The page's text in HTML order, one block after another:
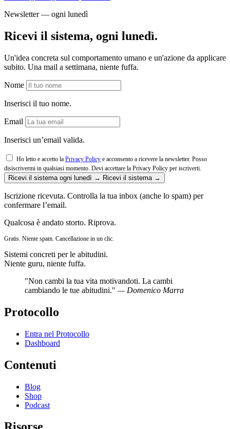
Newsletter — ogni lunedì
Ricevi il sistema, ogni lunedì.
Un'idea concreta sul comportamento umano e un'azione da applicare
subito. Una mail a settimana, niente fuffa.
Nome
Inserisci il tuo nome.
Email
Inserisci un’email valida.
Ho letto e accetto la Privacy Policy e acconsento a ricevere la newsletter. Posso
disiscrivermi in qualsiasi momento. Devi accettare la Privacy Policy per iscriverti.
Ricevi il sistema ogni lunedì → Ricevi il sistema →
Iscrizione ricevuta. Controlla la tua inbox (anche lo spam) per
confermare l’email.
Qualcosa è andato storto. Riprova.
Gratis. Niente spam. Cancellazione in un clic.
Sistemi concreti per le abitudini.
Niente guru, niente fuffa.
"Non cambi la tua vita motivandoti. La cambi
cambiando le tue abitudini." — Domenico Marra
Protocollo
Entra nel Protocollo
Dashboard
Contenuti
Blog
Shop
Podcast